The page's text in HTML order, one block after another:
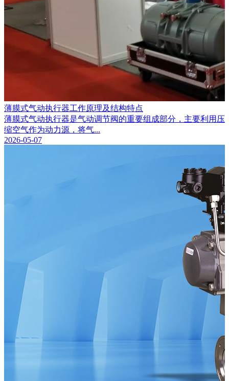
薄膜式气动执行器工作原理及结构特点
薄膜式气动执行器是气动调节阀的重要组成部分，主要利用压
缩空气作为动力源，将气...
2026-05-07